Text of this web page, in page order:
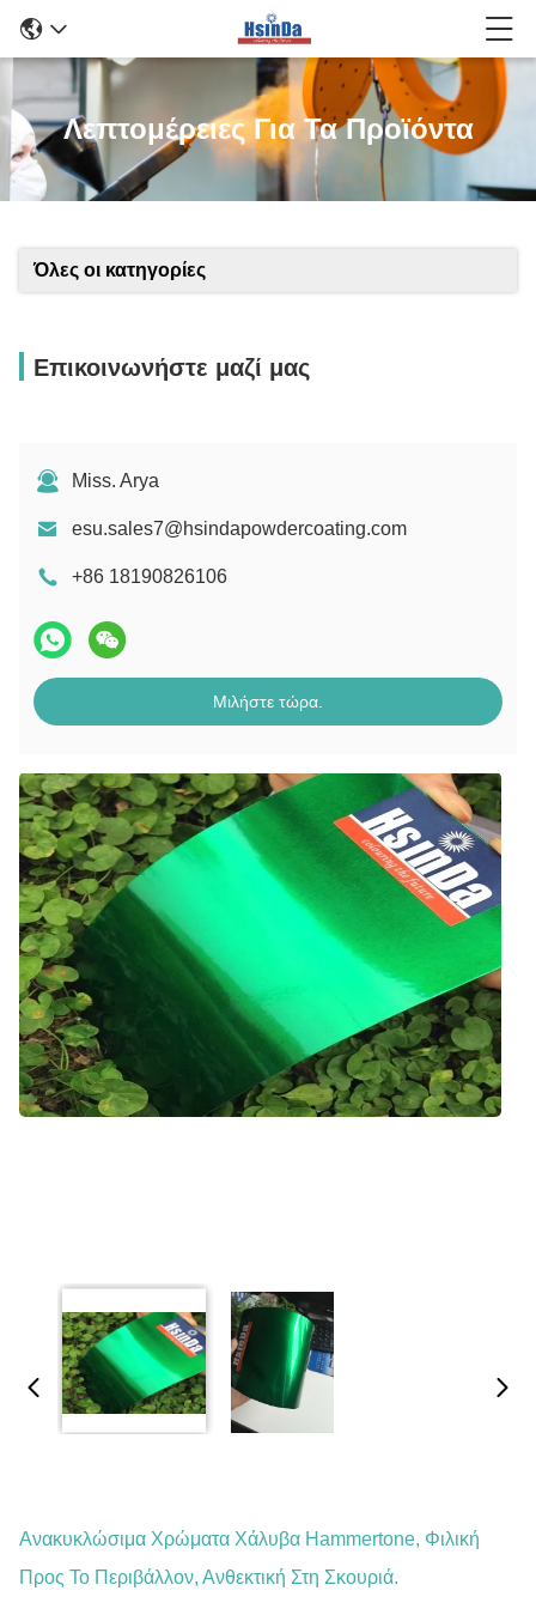
Λεπτομέρειες Για Τα Προϊόντα
Όλες οι κατηγορίες
Επικοινωνήστε μαζί μας
Miss. Arya
esu.sales7@hsindapowdercoating.com
+86 18190826106
Μιλήστε τώρα.
Ανακυκλώσιμα Χρώματα Χάλυβα Hammertone, Φιλική
Προς Το Περιβάλλον, Ανθεκτική Στη Σκουριά.